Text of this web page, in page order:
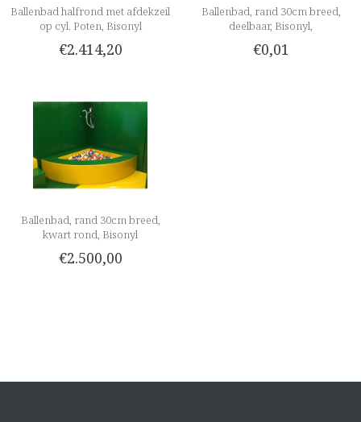
Ballenbad halfrond met afdekzeil
op cyl. Poten, Bisonyl
€2.414,20
Ballenbad, rand 30cm breed,
deelbaar, Bisonyl,
€0,01
Ballenbad, rand 30cm breed,
kwart rond, Bisonyl
€2.500,00